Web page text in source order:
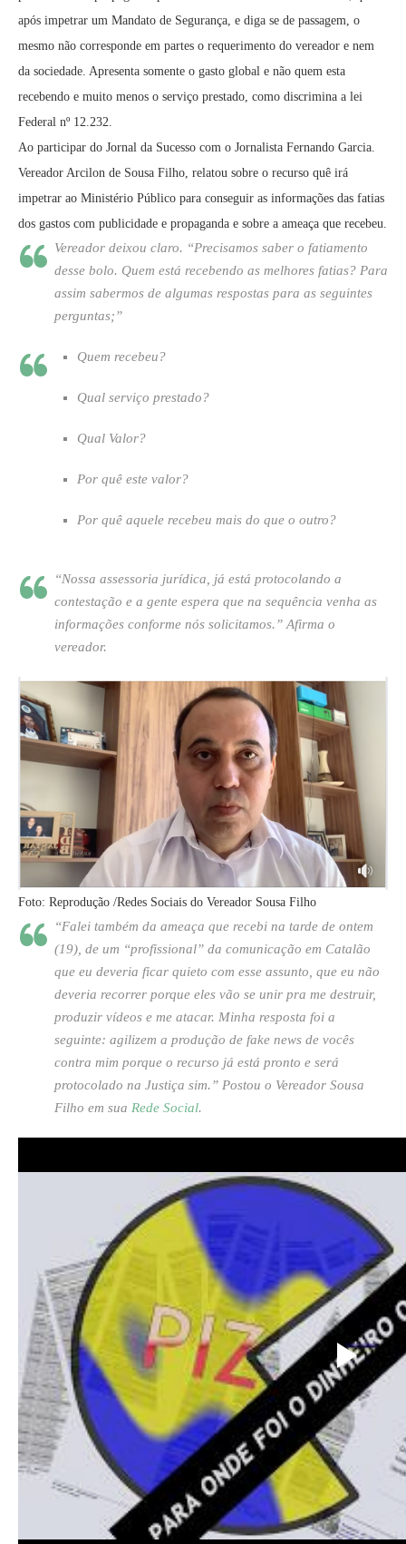
após impetrar um Mandato de Segurança, e diga se de passagem, o
mesmo não corresponde em partes o requerimento do vereador e nem
da sociedade. Apresenta somente o gasto global e não quem esta
recebendo e muito menos o serviço prestado, como discrimina a lei
Federal nº 12.232.
Ao participar do Jornal da Sucesso com o Jornalista Fernando Garcia.
Vereador Arcilon de Sousa Filho, relatou sobre o recurso quê irá
impetrar ao Ministério Público para conseguir as informações das fatias
dos gastos com publicidade e propaganda e sobre a ameaça que recebeu.
Vereador deixou claro. “Precisamos saber o fatiamento
desse bolo. Quem está recebendo as melhores fatias? Para
assim sabermos de algumas respostas para as seguintes
perguntas;”
Quem recebeu?
Qual serviço prestado?
Qual Valor?
Por quê este valor?
Por quê aquele recebeu mais do que o outro?
“Nossa assessoria jurídica, já está protocolando a
contestação e a gente espera que na sequência venha as
informações conforme nós solicitamos.” Afirma o
vereador.
Foto: Reprodução /Redes Sociais do Vereador Sousa Filho
“Falei também da ameaça que recebi na tarde de ontem
(19), de um “profissional” da comunicação em Catalão
que eu deveria ficar quieto com esse assunto, que eu não
deveria recorrer porque eles vão se unir pra me destruir,
produzir vídeos e me atacar. Minha resposta foi a
seguinte: agilizem a produção de fake news de vocês
contra mim porque o recurso já está pronto e será
protocolado na Justiça sim.” Postou o Vereador Sousa
Filho em sua Rede Social.